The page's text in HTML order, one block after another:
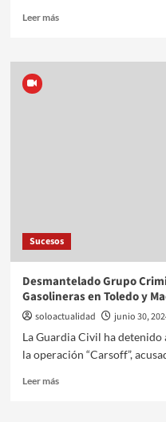
Leer más
Sucesos
Desmantelado Grupo
Gasolineras en Toledo y
soloactualidad junio 30,
La Guardia Civil ha detenido
la operación “Carsoff”,
Leer más